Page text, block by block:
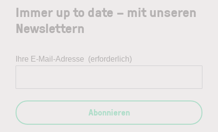
Immer up to date – mit unseren
Newslettern
Ihre E-Mail-Adresse (erforderlich)
Abonnieren